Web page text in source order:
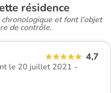
résidence
et font l'objet
de contrôle.
4,7
le 20 juillet 2021 -